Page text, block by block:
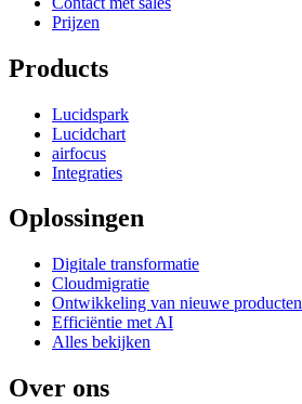
Prijzen
Products
Lucidspark
Lucidchart
airfocus
Integraties
Oplossingen
Digitale transformatie
Cloudmigratie
Ontwikkeling van nieuwe producten
Efficiëntie met AI
Alles bekijken
Over ons